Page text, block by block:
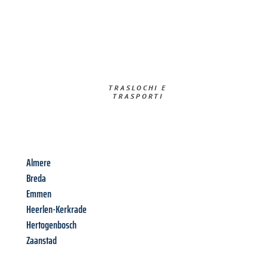
TRASLOCHI E
TRASPORTI​
Almere
Breda
Emmen
Heerlen-Kerkrade
Hertogenbosch
Zaanstad